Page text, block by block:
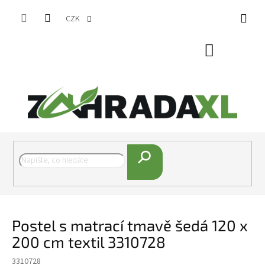
CZK
Hledat
Postel s matrací tmavě šedá 120 x
200 cm textil 3310728
3310728